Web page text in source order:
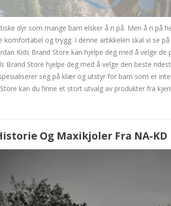
dyr som mange barn elsker å ri på. Men å ri på
og trygg. I denne artikkelen skal vi se
Kids Brand Store kan hjelpe deg med å velge
Brand Store hjelpe deg med å velge den beste
seg på klær og utstyr for barn som er
kan du finne et stort utvalg av produkter fra
Og Maxikjoler Fra NA-KD